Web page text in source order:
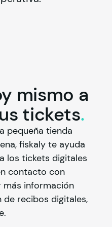
mismo a
tickets.
pequeña tienda
fiskaly te ayuda
los tickets digitales
contacto con
información
recibos digitales,